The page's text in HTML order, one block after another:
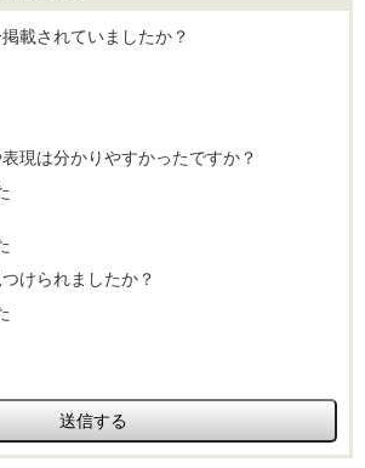
載されていましたか？
現は分かりやすかったですか？
けられましたか？